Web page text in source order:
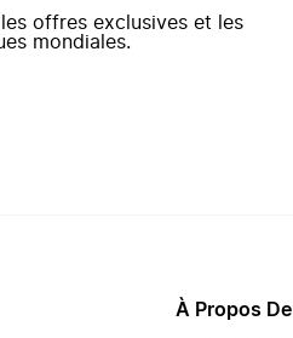
offres exclusives et les
mondiales.
À Propos